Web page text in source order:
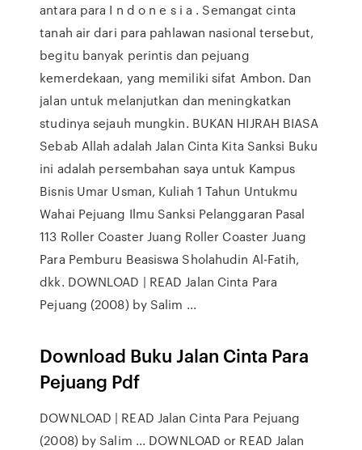
antara para I n d o n e s i a . Semangat cinta
tanah air dari para pahlawan nasional tersebut,
begitu banyak perintis dan pejuang
kemerdekaan, yang memiliki sifat Ambon. Dan
jalan untuk melanjutkan dan meningkatkan
studinya sejauh mungkin. BUKAN HIJRAH BIASA
Sebab Allah adalah Jalan Cinta Kita Sanksi Buku
ini adalah persembahan saya untuk Kampus
Bisnis Umar Usman, Kuliah 1 Tahun Untukmu
Wahai Pejuang Ilmu Sanksi Pelanggaran Pasal
113 Roller Coaster Juang Roller Coaster Juang
Para Pemburu Beasiswa Sholahudin Al-Fatih,
dkk. DOWNLOAD | READ Jalan Cinta Para
Pejuang (2008) by Salim ...
Download Buku Jalan Cinta Para
Pejuang Pdf
DOWNLOAD | READ Jalan Cinta Para Pejuang
(2008) by Salim ... DOWNLOAD or READ Jalan